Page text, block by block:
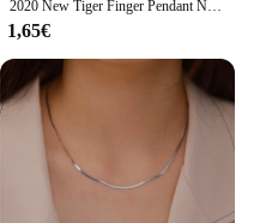
2020 New Tiger Finger Pendant Necklace Fashion Jewelry Retro Texture maglione catena collana pendente gioielli
1,65€